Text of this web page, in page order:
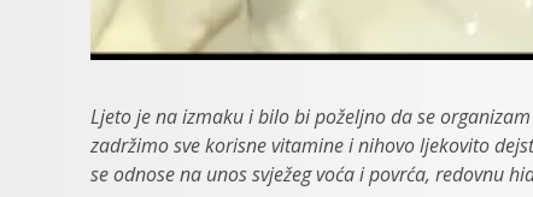
Ljeto je na izmaku i bilo bi poželjno da se
zadržimo sve korisne vitamine i nihovo ljekovito
se odnose na unos svježeg voća i povrća, redovnu